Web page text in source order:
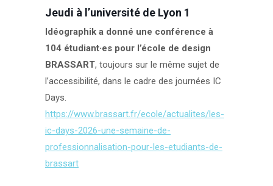
Jeudi à l’université de Lyon 1
Idéographik a donné une conférence à
104 étudiant·es pour l’école de design
BRASSART, toujours sur le même sujet de
l’accessibilité, dans le cadre des journées IC
Days.
https://www.brassart.fr/ecole/actualites/les-
ic-days-2026-une-semaine-de-
professionnalisation-pour-les-etudiants-de-
brassart